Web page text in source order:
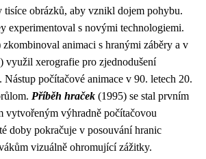
tisíce obrázků, aby vznikl dojem pohybu.
experimentoval s novými technologiemi.
zkombinoval animaci s hranými záběry a v
využil xerografie pro zjednodušení
Nástup počítačové animace v 90. letech 20.
Příběh hraček (1995) se stal prvním
vytvořeným výhradně počítačovou
doby pokračuje v posouvání hranic
vizuálně ohromující zážitky.